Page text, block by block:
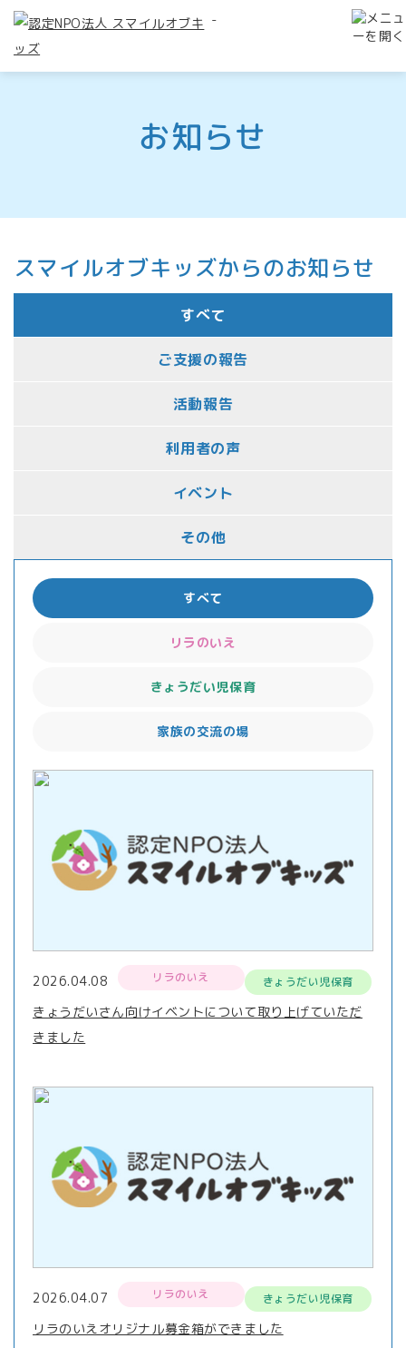
-
お知らせ
スマイルオブキッズからのお知らせ
すべて
ご支援の報告
活動報告
利用者の声
イベント
その他
すべて
リラのいえ
きょうだい児保育
家族の交流の場
2026.04.08 リラのいえ きょうだい児保育
きょうだいさん向けイベントについて取り上げていただ
きました
2026.04.07 リラのいえ きょうだい児保育
リラのいえオリジナル募金箱ができました